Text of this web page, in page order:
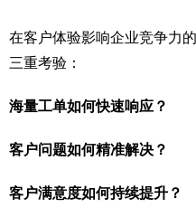
在客户体验影响企业竞争力
三重考验：
海量工单如何快速响应？
客户问题如何精准解决？
客户满意度如何持续提升？